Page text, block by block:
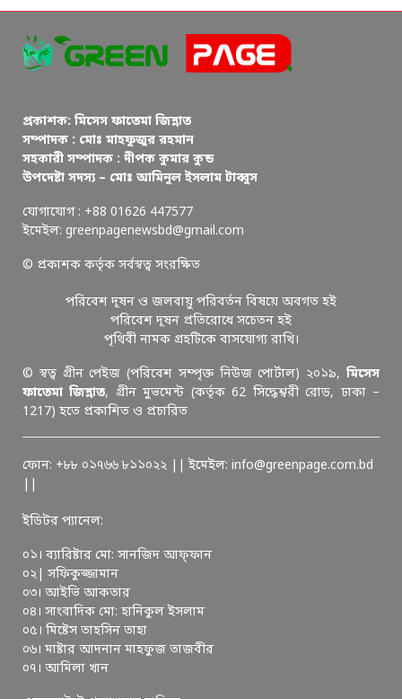
প্রকাশক: মিসেস ফাতেমা জিন্নাত
সম্পাদক : মোঃ মাহফুজুর রহমান
সহকারী সম্পাদক : দীপক কুমার কুন্ড
উপদেষ্টা সদস্য – মোঃ আমিনুল ইসলাম টাব্বুস
যোগাযোগ : +88 01626 447577
ইমেইল: greenpagenewsbd@gmail.com
© প্রকাশক কর্তৃক সর্বস্বত্ব সংরক্ষিত
পরিবেশ দূষন ও জলবায়ু পরিবর্তন বিষয়ে অবগত হই
পরিবেশ দূষন প্রতিরোধে সচেতন হই
পৃথিবী নামক গ্রহটিকে বাসযোগ্য রাখি।
© স্বত্ব গ্রীন পেইজ (পরিবেশ সম্পৃক্ত নিউজ পোর্টাল) ২০১৯, মিসেস
ফাতেমা জিন্নাত, গ্রীন মুভমেন্ট (কর্তৃক 62 সিদ্ধেশ্বরী রোড, ঢাকা –
1217) হতে প্রকাশিত ও প্রচারিত
ফোন: +৮৮ ০১৭৬৬ ৮১১০২২ || ইমেইল: info@greenpage.com.bd
ইডিটর প্যানেল:
০১। ব্যারিষ্টার মো: সানজিদ আফ্ফান
০২| সফিকুজ্জামান
০৩। আইভি আকতার
০৪। সাংবাদিক মো: হানিকুল ইসলাম
০৫। মিষ্টেস তাহসিন তাহা
০৬। মাষ্টার আদনান মাহফুজ তাজবীর
০৭। আমিলা খান